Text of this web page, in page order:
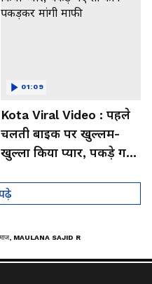
Kota Viral Video : पहले
चलती बाइक पर खुल्लम-
खुल्ला किया प्यार, पकड़े गए
01:09